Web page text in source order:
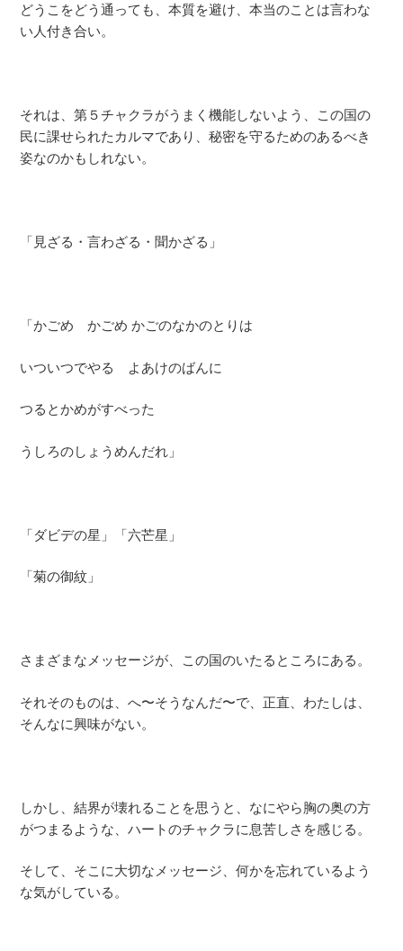
どうこをどう通っても、本質を避け、本当のことは言わな
い人付き合い。
それは、第５チャクラがうまく機能しないよう、この国の
民に課せられたカルマであり、秘密を守るためのあるべき
姿なのかもしれない。
「見ざる・言わざる・聞かざる」
「かごめ かごめ かごのなかのとりは
いついつでやる よあけのばんに
つるとかめがすべった
うしろのしょうめんだれ」
「ダビデの星」「六芒星」
「菊の御紋」
さまざまなメッセージが、この国のいたるところにある。
それそのものは、へ〜そうなんだ〜で、正直、わたしは、
そんなに興味がない。
しかし、結界が壊れることを思うと、なにやら胸の奥の方
がつまるような、ハートのチャクラに息苦しさを感じる。
そして、そこに大切なメッセージ、何かを忘れているよう
な気がしている。